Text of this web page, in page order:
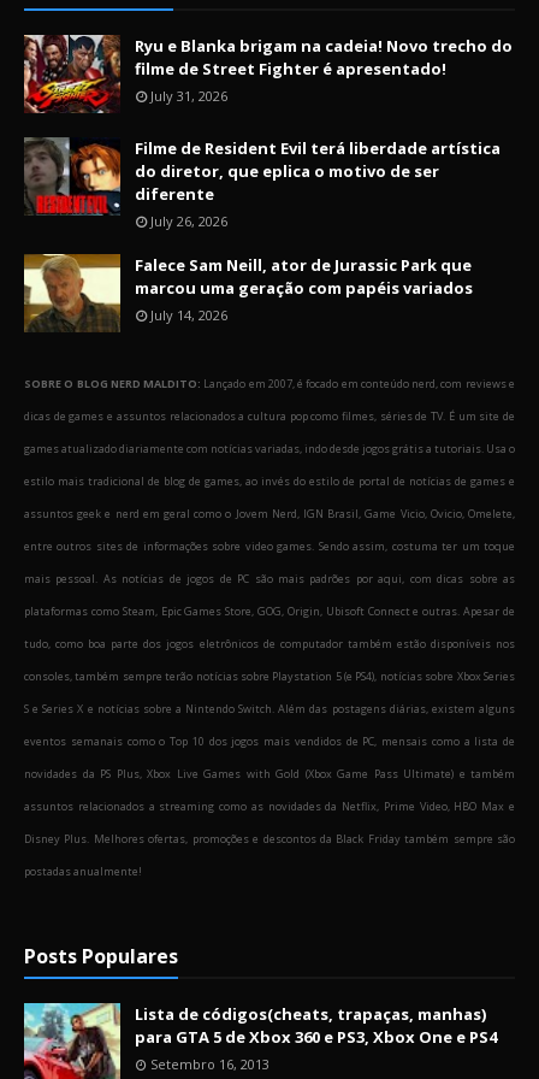
Ryu e Blanka brigam na cadeia! Novo trecho do
filme de Street Fighter é apresentado!
July 31, 2026
Filme de Resident Evil terá liberdade artística
do diretor, que eplica o motivo de ser
diferente
July 26, 2026
Falece Sam Neill, ator de Jurassic Park que
marcou uma geração com papéis variados
July 14, 2026
SOBRE O BLOG NERD MALDITO: Lançado em 2007, é focado em conteúdo nerd, com reviews e
dicas de games e assuntos relacionados a cultura pop como filmes, séries de TV. É um site de
games atualizado diariamente com notícias variadas, indo desde jogos grátis a tutoriais. Usa o
estilo mais tradicional de blog de games, ao invés do estilo de portal de notícias de games e
assuntos geek e nerd em geral como o Jovem Nerd, IGN Brasil, Game Vicio, Ovicio, Omelete,
entre outros sites de informações sobre video games. Sendo assim, costuma ter um toque
mais pessoal. As notícias de jogos de PC são mais padrões por aqui, com dicas sobre as
plataformas como Steam, Epic Games Store, GOG, Origin, Ubisoft Connect e outras. Apesar de
tudo, como boa parte dos jogos eletrônicos de computador também estão disponíveis nos
consoles, também sempre terão notícias sobre Playstation 5 (e PS4), notícias sobre Xbox Series
S e Series X e notícias sobre a Nintendo Switch. Além das postagens diárias, existem alguns
eventos semanais como o Top 10 dos jogos mais vendidos de PC, mensais como a lista de
novidades da PS Plus, Xbox Live Games with Gold (Xbox Game Pass Ultimate) e também
assuntos relacionados a streaming como as novidades da Netflix, Prime Video, HBO Max e
Disney Plus. Melhores ofertas, promoções e descontos da Black Friday também sempre são
postadas anualmente!
Posts Populares
Lista de códigos(cheats, trapaças, manhas)
para GTA 5 de Xbox 360 e PS3, Xbox One e PS4
Setembro 16, 2013